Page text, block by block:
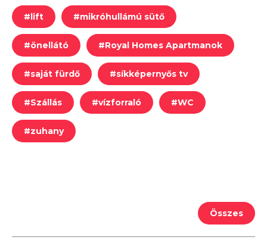
#lift #mikróhullámú sütő
#önellátó #Royal Homes Apartmanok
#saját fürdő #síkképernyős tv
#Szállás #vízforraló #WC
#zuhany
Összes